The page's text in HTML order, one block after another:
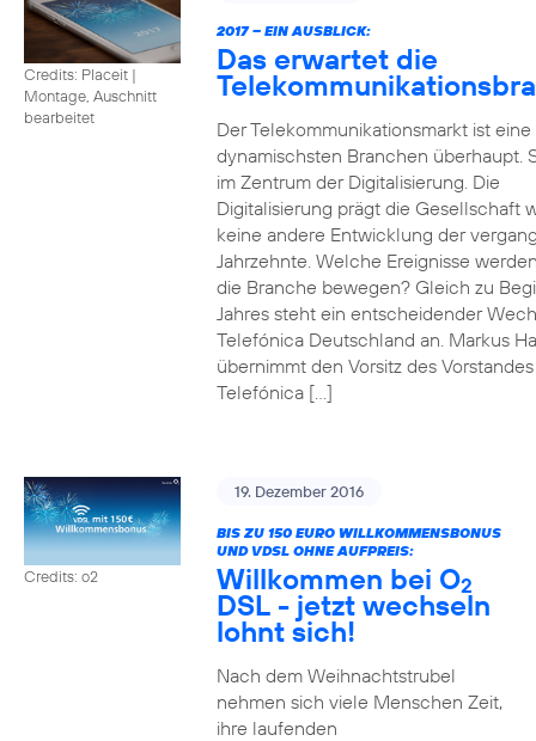
Credits: Placeit |
Montage, Auschnitt
bearbeitet
2017 – EIN AUSBLICK:
Das erwartet die
Der Telekommunikationsmarkt ist eine
dynamischsten Branchen überhaupt.
im Zentrum der Digitalisierung. Die
Digitalisierung prägt die Gesellschaft
keine andere Entwicklung der
Jahrzehnte. Welche Ereignisse
die Branche bewegen? Gleich zu
Jahres steht ein entscheidender
Telefónica Deutschland an. Markus
übernimmt den Vorsitz des
Telefónica […]
Credits: o2
19. Dezember 2016
BIS ZU 150 EURO WILLKOMMENSBONUS
UND VDSL OHNE AUFPREIS:
Willkommen bei O2
DSL - jetzt wechseln
lohnt sich!
Nach dem Weihnachtstrubel
nehmen sich viele Menschen Zeit,
ihre laufenden